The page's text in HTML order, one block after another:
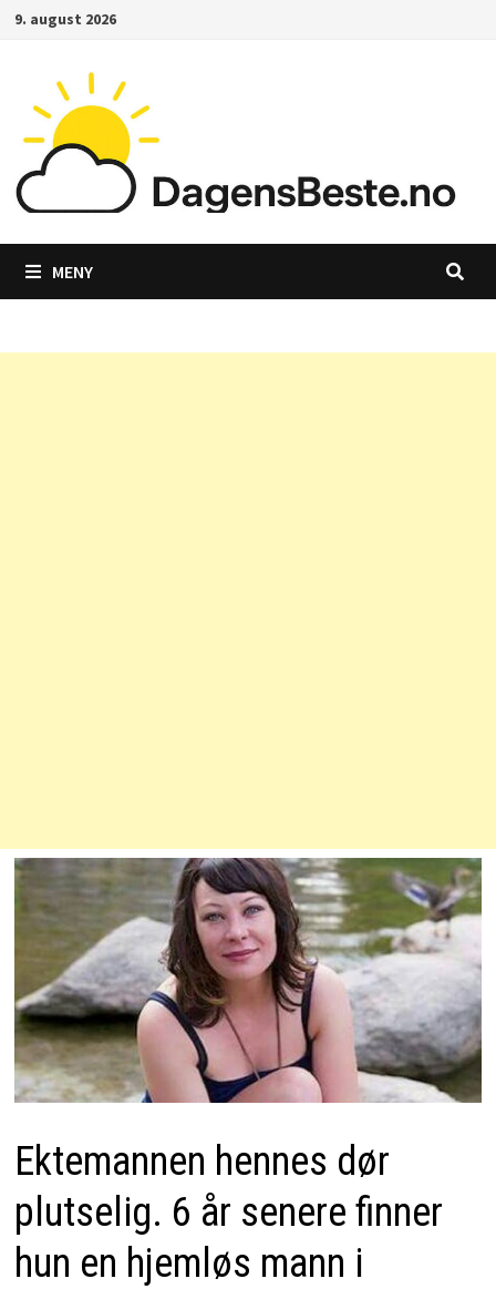
Gå9. august 2026
MENY
Ektemannen hennes dør
plutselig. 6 år senere finner
hun en hjemløs mann i